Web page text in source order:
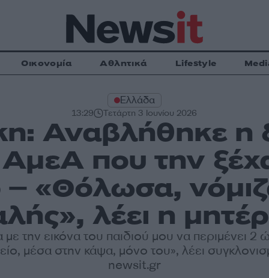
Οικονομία Αθλητικά Lifestyle
Ελλάδα
13:29 Τετάρτη 3 Ιουνίου 2026
Αναβλήθηκε η
που την
«Θόλωσα,
λέει η
με την εικόνα του παιδιού μου να περιμένει 2
μέσα στην κάψα, μόνο του», λέει
newsit.gr